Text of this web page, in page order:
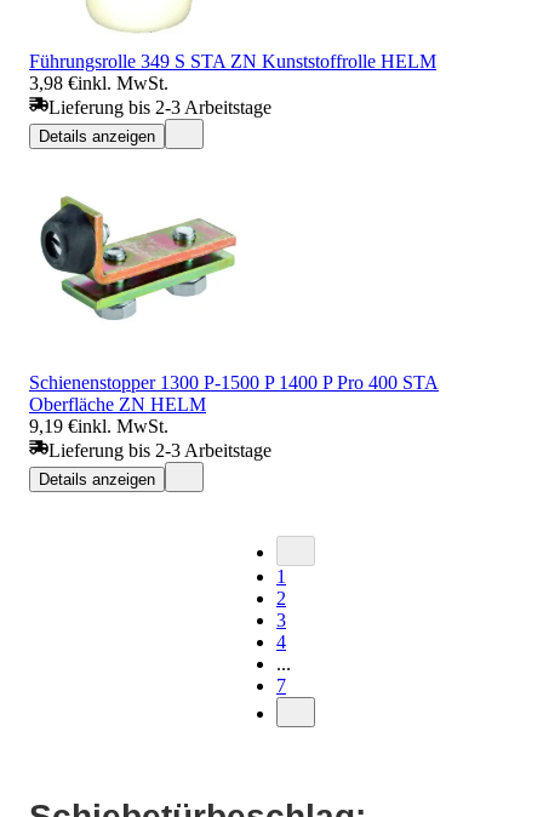
Führungsrolle 349 S STA ZN Kunststoffrolle HELM
3,98 €inkl. MwSt.
Lieferung bis 2-3 Arbeitstage
Details anzeigen
Schienenstopper 1300 P-1500 P 1400 P Pro 400 STA
Oberfläche ZN HELM
9,19 €inkl. MwSt.
Lieferung bis 2-3 Arbeitstage
Details anzeigen
1
2
3
4
...
7